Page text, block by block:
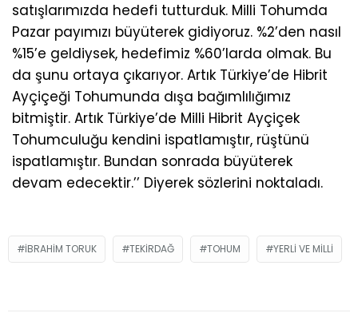
satışlarımızda hedefi tutturduk. Milli Tohumda
Pazar payımızı büyüterek gidiyoruz. %2’den nasıl
%15’e geldiysek, hedefimiz %60’larda olmak. Bu
da şunu ortaya çıkarıyor. Artık Türkiye’de Hibrit
Ayçiçeği Tohumunda dışa bağımlılığımız
bitmiştir. Artık Türkiye’de Milli Hibrit Ayçiçek
Tohumculuğu kendini ispatlamıştır, rüştünü
ispatlamıştır. Bundan sonrada büyüterek
devam edecektir.’’ Diyerek sözlerini noktaladı.
IBRAHIM TORUK TEKIRDAĞ TOHUM YERLI VE MILLI